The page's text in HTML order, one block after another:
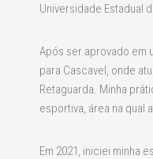
Universidade Estadual
Após ser aprovado em
para Cascavel, onde
Retaguarda. Minha
esportiva, área na qual
Em 2021, iniciei minha